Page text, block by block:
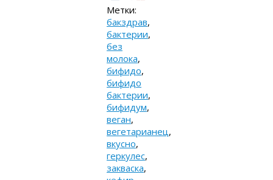
Метки:
бакздрав,
бактерии,
без
молока,
бифидо,
бифидо
бактерии,
бифидум,
веган,
вегетарианец ,
вкусно,
геркулес,
закваска,